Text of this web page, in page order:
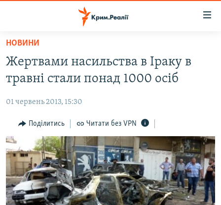
Перейти
основного
матеріалу
Перейти
до
навігації
Перейти
до
пошуку
ВОДА.КРИМ
ВІДЕО ТА ФОТО
ПОЛІТИКА
БЛОГИ
ПОГЛЯД
ІНТЕРВ'Ю
ВСЕ ЗА ДЕНЬ
СПЕЦПРОЕКТИ
НОВИНИ
Жертвами насильства в Іраку в
травні стали понад 1000 осіб
01 червень 2013, 15:30
Поділитись Читати без VPN